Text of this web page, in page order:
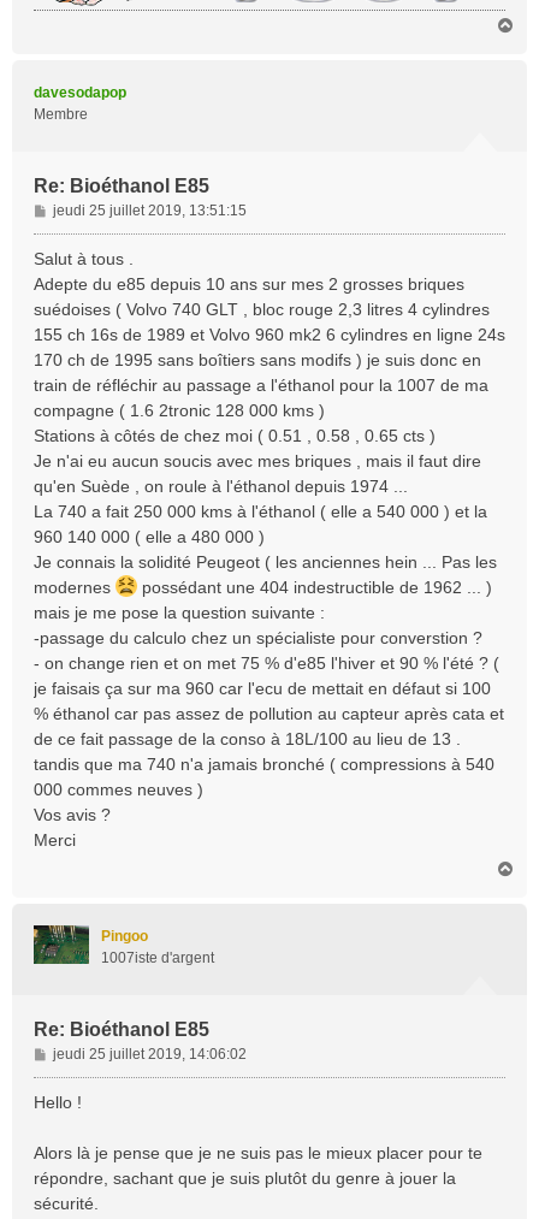
davesodapop
Membre
Re: Bioéthanol E85
M
e
s
s
g
e
jeudi 25 juillet 2019, 13:51:15
Salut à tous .
Adepte du e85 depuis 10 ans sur mes 2 grosses briques
suédoises ( Volvo 740 GLT , bloc rouge 2,3 litres 4 cylindres
155 ch 16s de 1989 et Volvo 960 mk2 6 cylindres en ligne 24s
170 ch de 1995 sans boîtiers sans modifs ) je suis donc en
train de réfléchir au passage a l'éthanol pour la 1007 de ma
compagne ( 1.6 2tronic 128 000 kms )
Stations à côtés de chez moi ( 0.51 , 0.58 , 0.65 cts )
Je n'ai eu aucun soucis avec mes briques , mais il faut dire
qu'en Suède , on roule à l'éthanol depuis 1974 ...
La 740 a fait 250 000 kms à l'éthanol ( elle a 540 000 ) et la
960 140 000 ( elle a 480 000 )
Je connais la solidité Peugeot ( les anciennes hein ... Pas les
modernes
possédant une 404 indestructible de 1962 ... )
mais je me pose la question suivante :
-passage du calculo chez un spécialiste pour converstion ?
- on change rien et on met 75 % d'e85 l'hiver et 90 % l'été ? (
je faisais ça sur ma 960 car l'ecu de mettait en défaut si 100
% éthanol car pas assez de pollution au capteur après cata et
de ce fait passage de la conso à 18L/100 au lieu de 13 .
tandis que ma 740 n'a jamais bronché ( compressions à 540
000 commes neuves )
Vos avis ?
Merci
Pingoo
1007iste d'argent
Re: Bioéthanol E85
M
e
s
g
e
jeudi 25 juillet 2019, 14:06:02
Hello !
Alors là je pense que je ne suis pas le mieux placer pour te
répondre, sachant que je suis plutôt du genre à jouer la
sécurité.